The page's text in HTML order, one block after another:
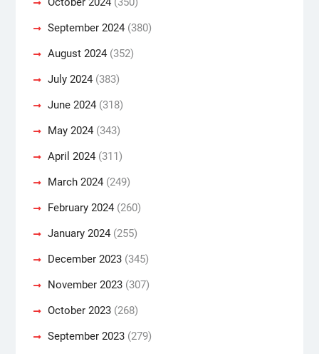
September 2024(380)
August 2024(352)
July 2024(383)
June 2024(318)
May 2024(343)
April 2024(311)
March 2024(249)
February 2024(260)
January 2024(255)
December 2023(345)
November 2023(307)
October 2023(268)
September 2023(279)